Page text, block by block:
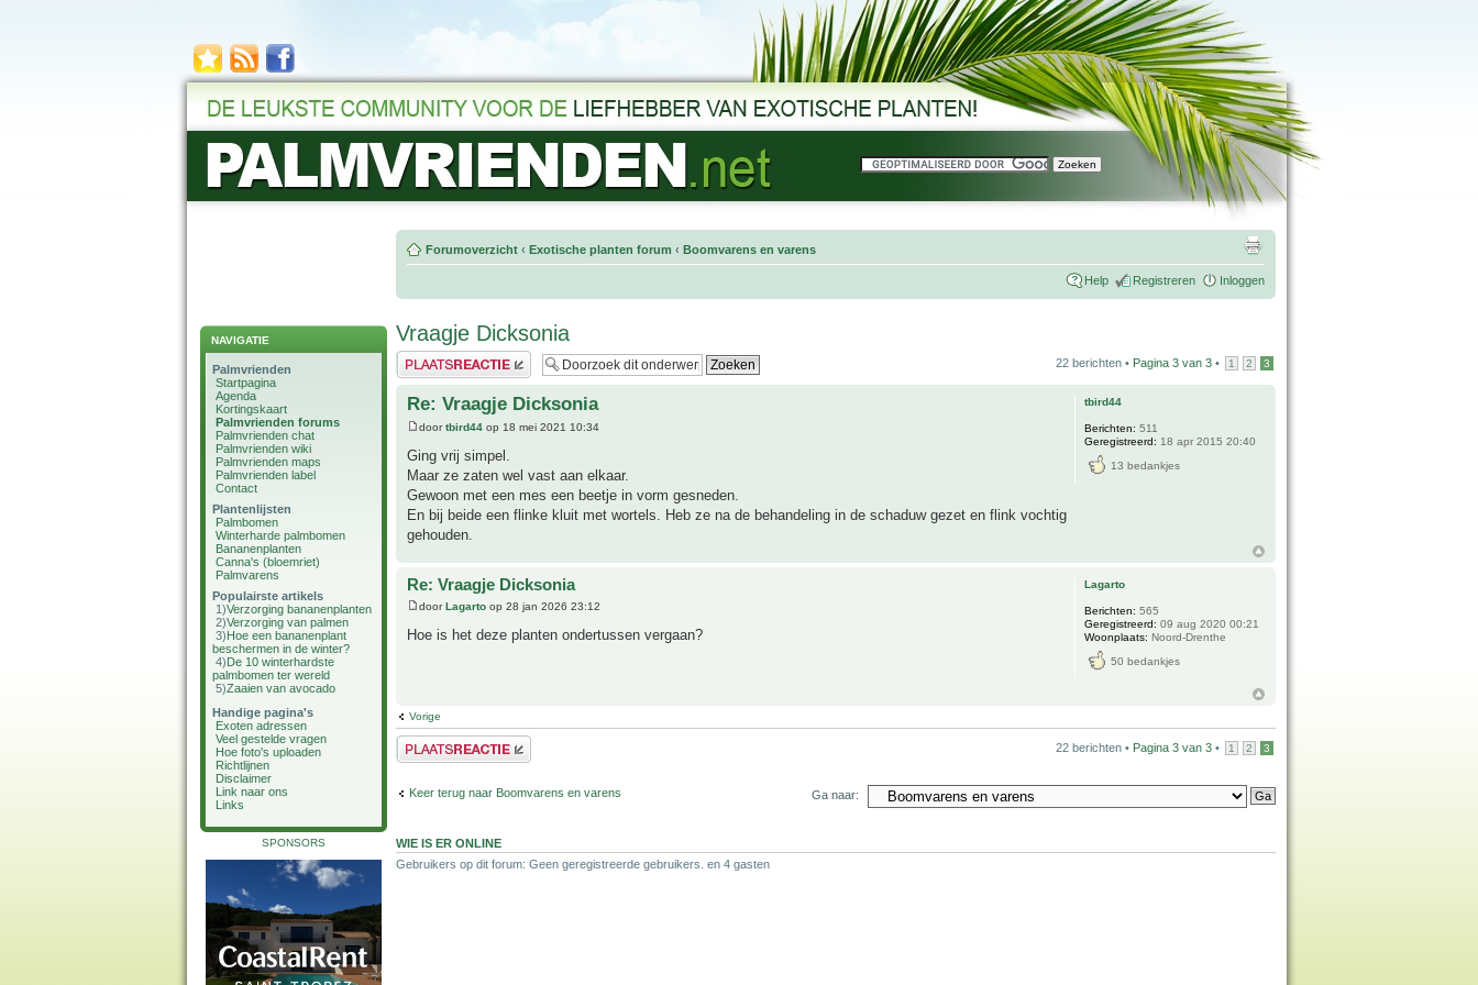
NAVIGATIE
Palmvrienden
Startpagina
Agenda
Kortingskaart
Palmvrienden forums
Palmvrienden chat
Palmvrienden wiki
Palmvrienden maps
Palmvrienden label
Contact
Plantenlijsten
Palmbomen
Winterharde palmbomen
Bananenplanten
Canna's (bloemriet)
Palmvarens
Populairste artikels
1)Verzorging bananenplanten
2)Verzorging van palmen
3)Hoe een bananenplant
beschermen in de winter?
4)De 10 winterhardste
palmbomen ter wereld
5)Zaaien van avocado
Handige pagina's
Exoten adressen
Veel gestelde vragen
Hoe foto's uploaden
Richtlijnen
Disclaimer
Link naar ons
Links
SPONSORS
Forumoverzicht ‹ Exotische planten forum ‹ Boomvarens en varens
Help Registreren Inloggen
Vraagje Dicksonia
Plaats een reactie 22 berichten • Pagina 3 van 3 • 1 2 3
Re: Vraagje Dicksonia
doortbird44 op 18 mei 2021 10:34
Ging vrij simpel.
Maar ze zaten wel vast aan elkaar.
Gewoon met een mes een beetje in vorm gesneden.
En bij beide een flinke kluit met wortels. Heb ze na de behandeling in de schaduw gezet en flink vochtig
gehouden.
tbird44
Berichten: 511
Geregistreerd: 18 apr 2015 20:40
13 bedankjes
Re: Vraagje Dicksonia
doorLagarto op 28 jan 2026 23:12
Hoe is het deze planten ondertussen vergaan?
Lagarto
Berichten: 565
Geregistreerd: 09 aug 2020 00:21
Woonplaats: Noord-Drenthe
50 bedankjes
Vorige
Plaats een reactie 22 berichten • Pagina 3 van 3 • 1 2 3
Keer terug naar Boomvarens en varens Ga naar:
WIE IS ER ONLINE
Gebruikers op dit forum: Geen geregistreerde gebruikers. en 4 gasten